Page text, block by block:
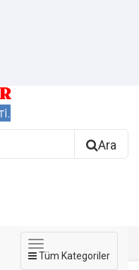
Ara
Tüm Kategoriler